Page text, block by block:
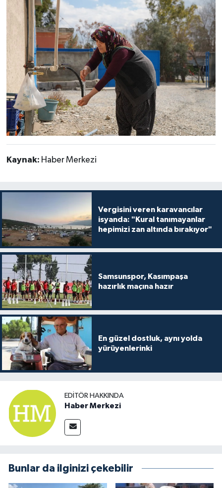
Kaynak: Haber Merkezi
Vergisini veren karavancılar
isyanda: "Kural tanımayanlar
hepimizi zan altında bırakıyor"
Samsunspor, Kasımpaşa
hazırlık maçına hazır
En güzel dostluk, aynı yolda
yürüyenlerinki
EDITÖR HAKKINDA
Haber Merkezi
Bunlar da ilginizi çekebilir